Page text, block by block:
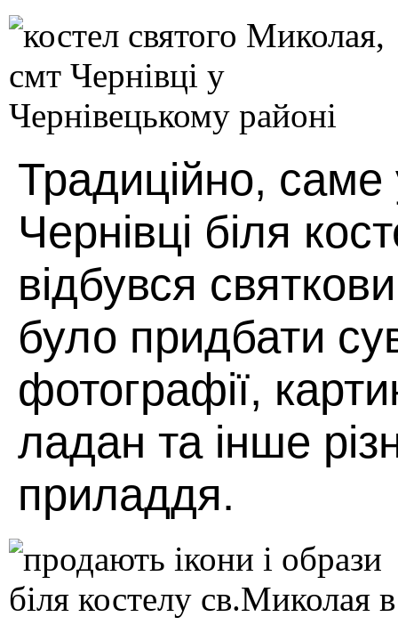
Традиційно,
Чернівці біля
відбувся
було придбати
фотографії,
ладан та інше
приладдя.